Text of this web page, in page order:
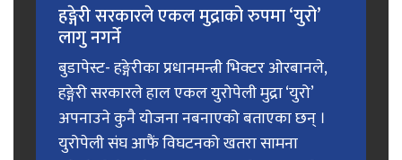
हङ्गेरी सरकारले एकल मुद्राको रुपमा ‘युरो’
लागु नगर्ने
बुडापेस्ट- हङ्गेरीका प्रधानमन्त्री भिक्टर ओरबानले,
हङ्गेरी सरकारले हाल एकल युरोपेली मुद्रा ‘युरो’
अपनाउने कुनै योजना नबनाएको बताएका छन् ।
युरोपेली संघ आफैं विघटनको खतरा सामना